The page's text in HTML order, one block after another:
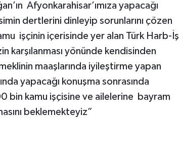
Afyonkarahisar’ımıza yapacağı
dertlerini dinleyip sorunlarını çözen
işçinin içerisinde yer alan Türk Harb-İş
karşılanması yönünde kendisinden
maaşlarında iyileştirme yapan
yapacağı konuşma sonrasında
bin kamu işçisine ve ailelerine bayram
beklemekteyiz”